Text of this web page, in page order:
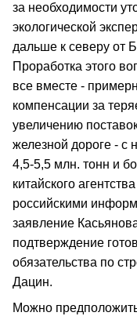
за необходимости
экологической
дальше к северу от
Проработка этого
все вместе -
компенсации за
увеличению
железной дороге - с
4,5-5,5 млн. тонн и
китайского
российскими
заявление
подтверждение
обязательства по
Дацин.
Можно